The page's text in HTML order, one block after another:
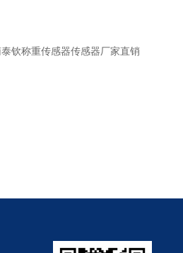
钦称重传感器传感器厂家直销